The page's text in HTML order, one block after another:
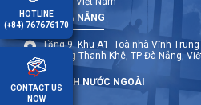
TRỤ SỞ ĐÀ NẴNG
Tầng 9- Khu A1- Toà nhà Vĩnh
Phường Thanh Khê, TP Đà Nẵng,
CHI NHÁNH NƯỚC NGOÀI
HOTLINE
(+84) 767676170
CONTACT US
NOW